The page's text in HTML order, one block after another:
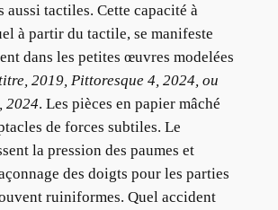
aussi tactiles. Cette capacité à
à partir du tactile, se manifeste
dans les petites œuvres modelées
2019, Pittoresque 4, 2024, ou
2024. Les pièces en papier mâché
de forces subtiles. Le
la pression des paumes et
des doigts pour les parties
ruiniformes. Quel accident